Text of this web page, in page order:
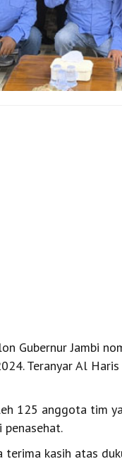
Gubernur Jambi
Teranyar Al
125 anggota tim
kasih atas